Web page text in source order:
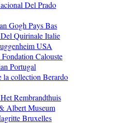
Del Prado
Gogh Pays Bas
Quirinale Italie
USA
Calouste
Portugal
la collection Berardo
Rembrandthuis
Albert Museum
Bruxelles